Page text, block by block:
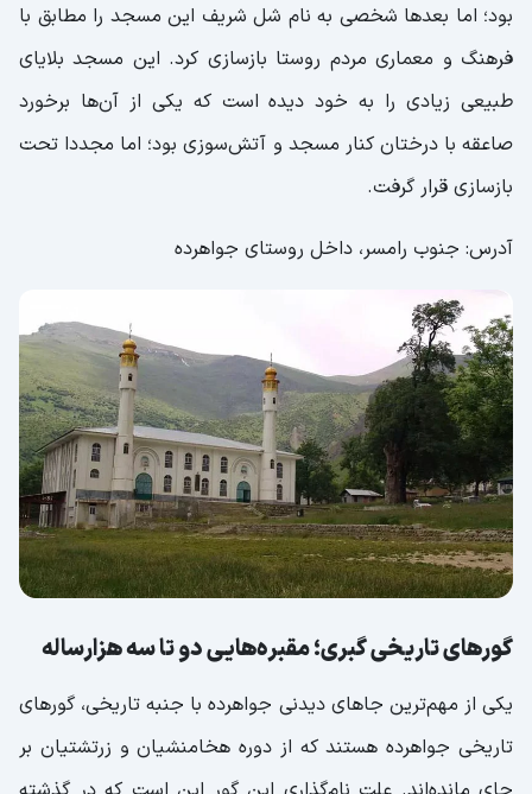
بود؛ اما بعدها شخصی به نام شل شریف این مسجد را مطابق با
فرهنگ و معماری مردم روستا بازسازی کرد. این مسجد بلایای
طبیعی زیادی را به خود دیده است که یکی از آن‌ها برخورد
صاعقه با درختان کنار مسجد و آتش‌سوزی بود؛ اما مجددا تحت
بازسازی قرار گرفت.
آدرس: جنوب رامسر، داخل روستای جواهرده
گورهای تاریخی گبری؛ مقبره‌هایی دو تا سه هزارساله
یکی از مهم‌ترین جاهای دیدنی جواهرده با جنبه تاریخی، گورهای
تاریخی جواهرده هستند که از دوره هخامنشیان و زرتشتیان بر